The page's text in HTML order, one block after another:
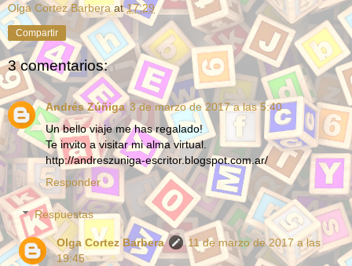
Olga Cortez Barbera at17:29
Compartir
3 comentarios:
Andrés Zúñiga 3 de marzo de 2017 a las 5:40
Un bello viaje me has regalado!
Te invito a visitar mi alma virtual.
http://andreszuniga-escritor.blogspot.com.ar/
Responder
Respuestas
Olga Cortez Barbera
11 de marzo de 2017 a las
19:45